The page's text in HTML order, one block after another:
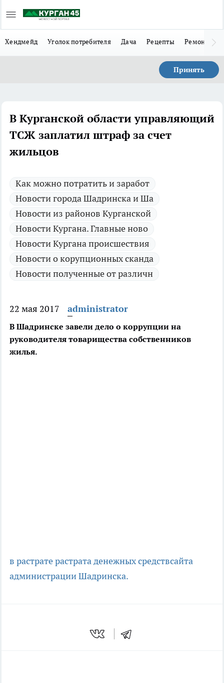
Хендмейд Уголок потребителя Дача Рецепты Ремонт
Принять
В Курганской области управляющий
ТСЖ заплатил штраф за счет
жильцов
Как можно потратить и заработ
Новости города Шадринска и Ша
Новости из районов Курганской
Новости Кургана. Главные ново
Новости Кургана происшествия
Новости о корупционных сканда
Новости полученные от различн
22 мая 2017 administrator
В Шадринске завели дело о коррупции на
руководителя товарищества собственников
жилья.
в растратерастрата денежных средствсайта
администрации Шадринска.